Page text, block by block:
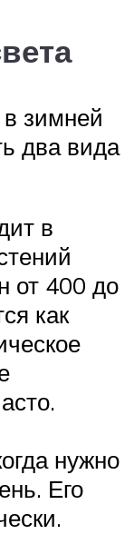
в зимней
два вида
в
от 400 до
как
нужно
Его